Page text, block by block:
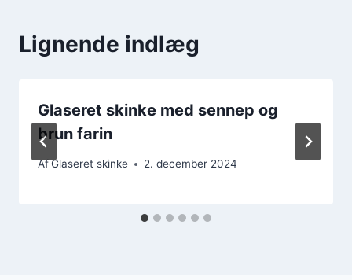
Lignende indlæg
Glaseret skinke med sennep og
brun farin
AfGlaseret skinke 2. december 2024